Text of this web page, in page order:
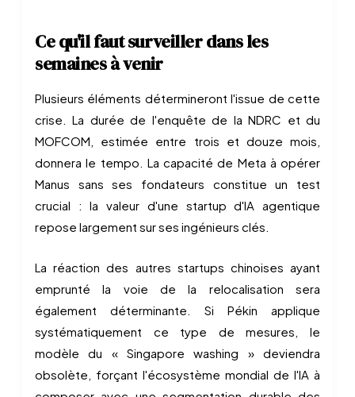
Ce qu'il faut surveiller dans les
semaines à venir
Plusieurs éléments détermineront l'issue de cette
crise. La durée de l'enquête de la NDRC et du
MOFCOM, estimée entre trois et douze mois,
donnera le tempo. La capacité de Meta à opérer
Manus sans ses fondateurs constitue un test
crucial : la valeur d'une startup d'IA agentique
repose largement sur ses ingénieurs clés.
La réaction des autres startups chinoises ayant
emprunté la voie de la relocalisation sera
également déterminante. Si Pékin applique
systématiquement ce type de mesures, le
modèle du « Singapore washing » deviendra
obsolète, forçant l'écosystème mondial de l'IA à